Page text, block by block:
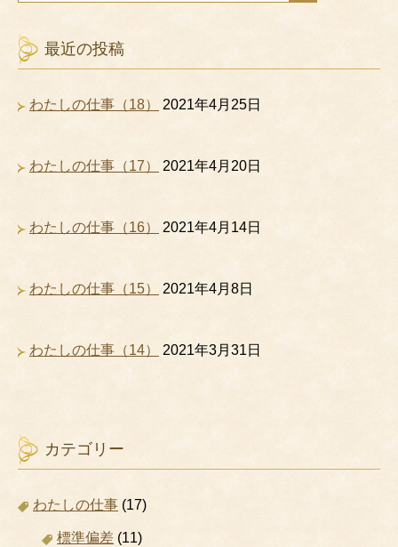
最近の投稿
わたしの仕事（18） 2021年4月25日
わたしの仕事（17） 2021年4月20日
わたしの仕事（16） 2021年4月14日
わたしの仕事（15） 2021年4月8日
わたしの仕事（14） 2021年3月31日
カテゴリー
わたしの仕事 (17)
標準偏差 (11)